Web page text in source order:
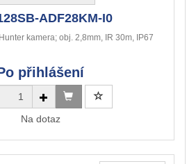
ADF28KM-I0
kamera; obj. 2,8mm, IR 30m, IP67
přihlášení
Na dotaz